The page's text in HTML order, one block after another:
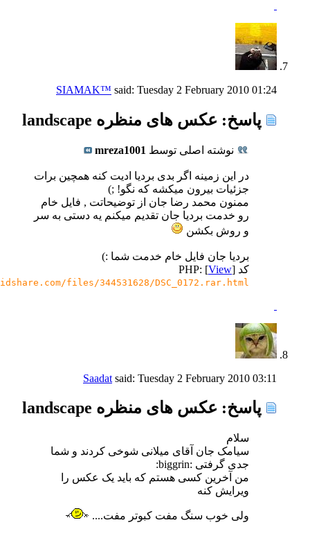
SIAMAK™ said: Tuesday 2 February 2010 01:24
پاسخ: عکس های منظره landscape
نوشته اصلی توسط mreza1001
در این زمینه اگر بدی بردیا ادیت کنه همچین برات
جزئیات بیرون میکشه که نگو! ;)
ممنون محمد رضا جان از توضیحاتت , فایل خام
رو خدمت بردیا جان تقدیم میکنم یه دستی به سر
و روش بکشن
بردیا جان فایل خام خدمت شما :)
کد PHP: [ View]
files/344531628/DSC_0172.rar.html
Saadat said: Tuesday 2 February 2010 03:11
پاسخ: عکس های منظره landscape
سلام
سیامک جان آقای میلانی شوخی کردند و شما
جدی گرفتی :biggrin:
من آخرین کسی هستم که باید یک عکس را
ویرایش کنه
ولی خوب سنگ مفت کبوتر مفت....